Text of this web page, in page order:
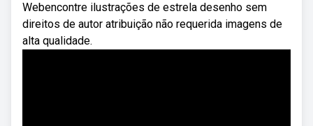
Webencontre ilustrações de estrela desenho sem
direitos de autor atribuição não requerida imagens de
alta qualidade.